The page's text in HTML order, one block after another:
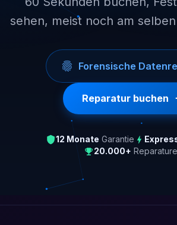
sehen, meist noch am
Forensische
Reparatur buchen
12 Monate Garantie
20.000+